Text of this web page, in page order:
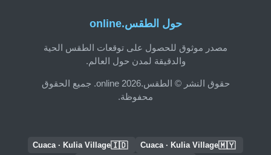
حول الطقس.online
مصدر موثوق للحصول على توقعات الطقس الحية
والدقيقة لمدن حول العالم.
حقوق النشر © الطقس.online 2026. جميع الحقوق
محفوظة.
🇲🇾
Cuaca · Kulia Village
🇮🇩
Cuaca · Kulia Village